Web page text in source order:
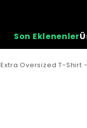
Son Eklenenler
Extra Oversized T-Shirt